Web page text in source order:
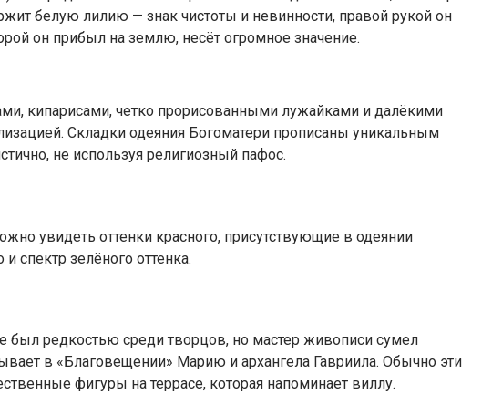
белую лилию — знак чистоты и невинности, правой рукой он
он прибыл на землю, несёт огромное значение.
кипарисами, четко прорисованными лужайками и далёкими
Складки одеяния Богоматери прописаны уникальным
не используя религиозный пафос.
увидеть оттенки красного, присутствующие в одеянии
спектр зелёного оттенка.
был редкостью среди творцов, но мастер живописи сумел
в «Благовещении» Марию и архангела Гавриила. Обычно эти
фигуры на террасе, которая напоминает виллу.